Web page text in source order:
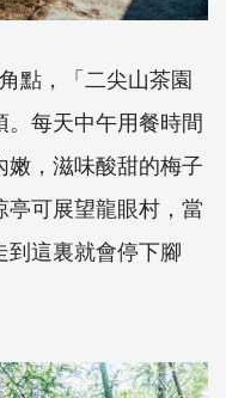
點，「二尖山茶園
每天中午用餐時間
，滋味酸甜的梅子
可展望龍眼村，當
這裏就會停下腳